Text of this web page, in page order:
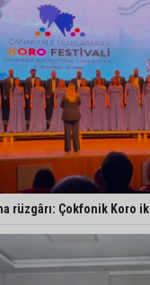
rüzgârı: Çokfonik Koro